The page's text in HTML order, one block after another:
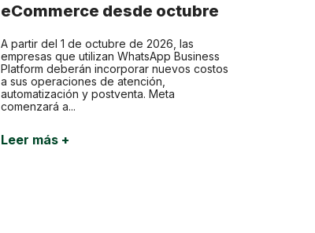
eCommerce desde octubre
A partir del 1 de octubre de 2026, las
empresas que utilizan WhatsApp Business
Platform deberán incorporar nuevos costos
a sus operaciones de atención,
automatización y postventa. Meta
comenzará a...
Leer más +